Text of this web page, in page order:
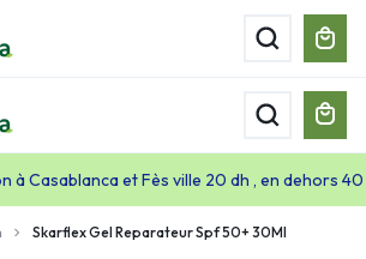
à Casablanca et Fès ville 20 dh , en dehors
Skarflex Gel Reparateur Spf 50+ 30Ml